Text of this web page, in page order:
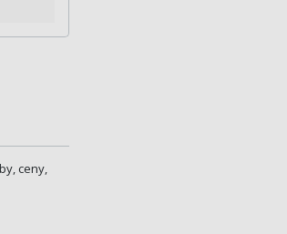
ceny,